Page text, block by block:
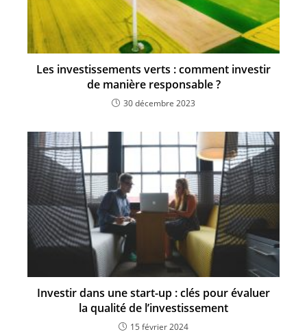
Les investissements verts : comment investir
de manière responsable ?
30 décembre 2023
Investir dans une start-up : clés pour évaluer
la qualité de l’investissement
15 février 2024